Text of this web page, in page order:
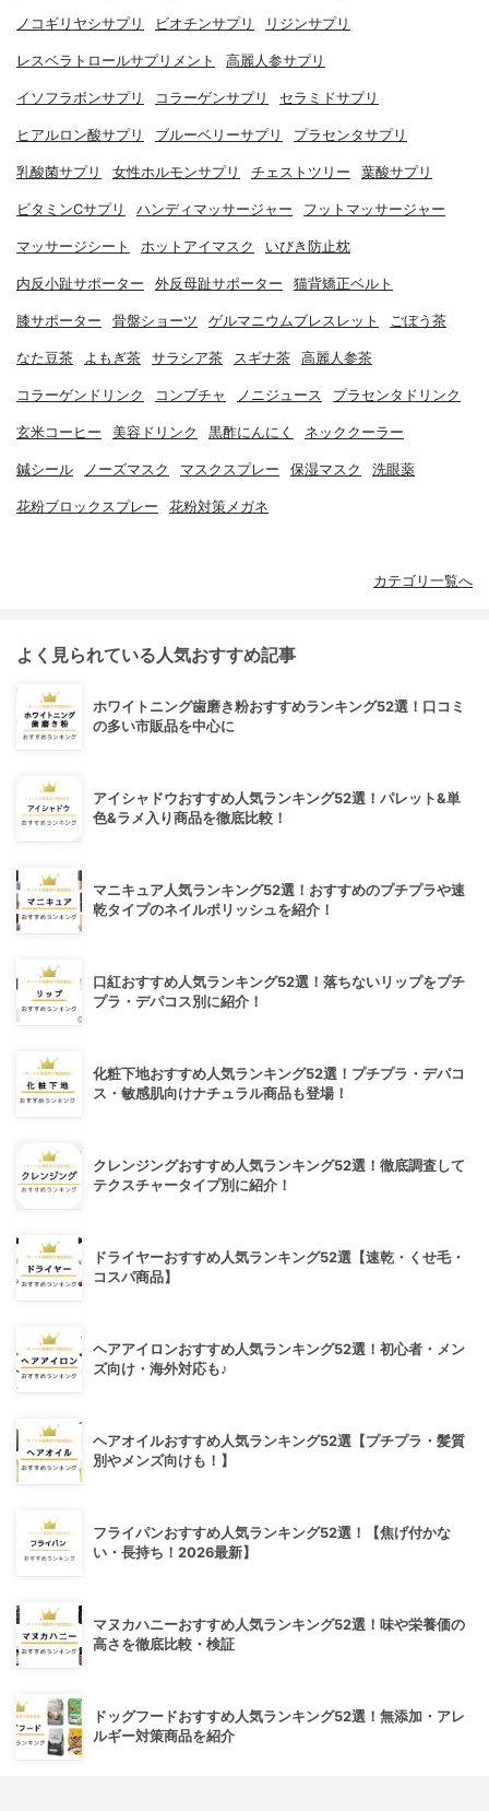
ノコギリヤシサプリ ビオチンサプリ リジンサプリ
レスベラトロールサプリメント 高麗人参サプリ
イソフラボンサプリ コラーゲンサプリ セラミドサプリ
ヒアルロン酸サプリ ブルーベリーサプリ プラセンタサプリ
乳酸菌サプリ 女性ホルモンサプリ チェストツリー 葉酸サプリ
ビタミンCサプリ ハンディマッサージャー フットマッサージャー
マッサージシート ホットアイマスク いびき防止枕
内反小趾サポーター 外反母趾サポーター 猫背矯正ベルト
膝サポーター 骨盤ショーツ ゲルマニウムブレスレット ごぼう茶
なた豆茶 よもぎ茶 サラシア茶 スギナ茶 高麗人参茶
コラーゲンドリンク コンブチャ ノニジュース プラセンタドリンク
玄米コーヒー 美容ドリンク 黒酢にんにく ネッククーラー
鍼シール ノーズマスク マスクスプレー 保湿マスク 洗眼薬
花粉ブロックスプレー 花粉対策メガネ
カテゴリ一覧へ
よく見られている人気おすすめ記事
ホワイトニング歯磨き粉おすすめランキング52選！口コミ
の多い市販品を中心に
アイシャドウおすすめ人気ランキング52選！パレット&単
色&ラメ入り商品を徹底比較！
マニキュア人気ランキング52選！おすすめのプチプラや速
乾タイプのネイルポリッシュを紹介！
口紅おすすめ人気ランキング52選！落ちないリップをプチ
プラ・デパコス別に紹介！
化粧下地おすすめ人気ランキング52選！プチプラ・デパコ
ス・敏感肌向けナチュラル商品も登場！
クレンジングおすすめ人気ランキング52選！徹底調査して
テクスチャータイプ別に紹介！
ドライヤーおすすめ人気ランキング52選【速乾・くせ毛・
コスパ商品】
ヘアアイロンおすすめ人気ランキング52選！初心者・メン
ズ向け・海外対応も♪
ヘアオイルおすすめ人気ランキング52選【プチプラ・髪質
別やメンズ向けも！】
フライパンおすすめ人気ランキング52選！【焦げ付かな
い・長持ち！2026最新】
マヌカハニーおすすめ人気ランキング52選！味や栄養価の
高さを徹底比較・検証
ドッグフードおすすめ人気ランキング52選！無添加・アレ
ルギー対策商品を紹介